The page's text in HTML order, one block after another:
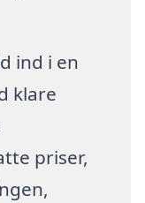
ind i en
klare
priser,